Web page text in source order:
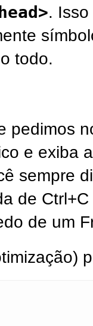
.
todo.
pedimos
e exiba
sempre
de
de um